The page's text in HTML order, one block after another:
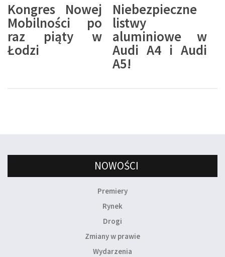
Kongres Nowej
Mobilności po
raz piąty w
Łodzi
Niebezpieczne
listwy
aluminiowe w
Audi A4 i Audi
A5!
NOWOŚCI
Premiery
Rynek
Drogi
Zmiany w prawie
Wydarzenia